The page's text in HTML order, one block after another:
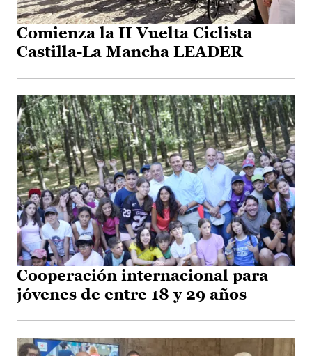
Comienza la II Vuelta Ciclista
Castilla-La Mancha LEADER
Cooperación internacional para
jóvenes de entre 18 y 29 años